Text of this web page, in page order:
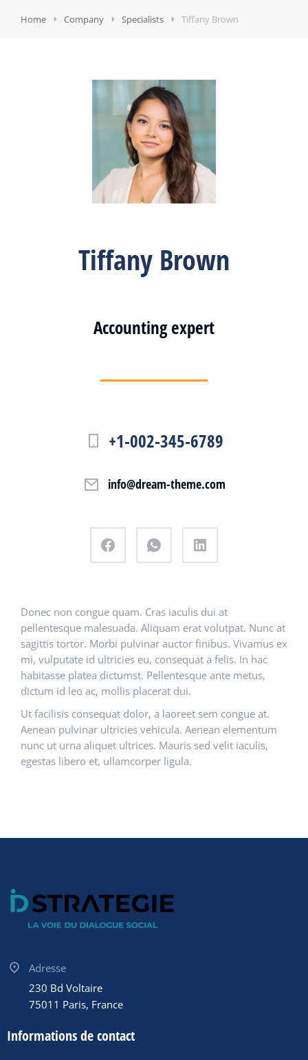
Home Company Specialists Tiffany Brown
Tiffany Brown
Accounting expert
+1-002-345-6789
info@dream-theme.com
Donec non congue quam. Cras iaculis dui at
pellentesque malesuada. Aliquam erat volutpat. Nunc at
sagittis tortor. Morbi pulvinar auctor finibus. Vivamus ex
mi, vulputate id ultricies eu, consequat a felis. In hac
habitasse platea dictumst. Pellentesque ante metus,
dictum id leo ac, mollis placerat dui.
Ut facilisis consequat dolor, a laoreet sem congue at.
Aenean pulvinar ultricies vehicula. Aenean elementum
nunc ut urna aliquet ultrices. Mauris sed velit iaculis,
egestas libero et, ullamcorper ligula.
Adresse
230 Bd Voltaire
75011 Paris, France
Informations de contact